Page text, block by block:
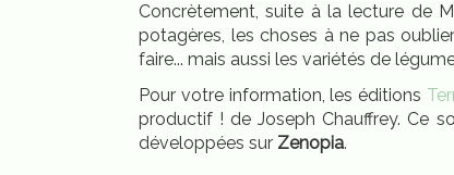
Concrètement, suite à la lecture de
potagères, les choses à ne pas
faire... mais aussi les variétés de
Pour votre information, les éditions
productif ! de Joseph Chauffrey. Ce
développées sur Zenopia.